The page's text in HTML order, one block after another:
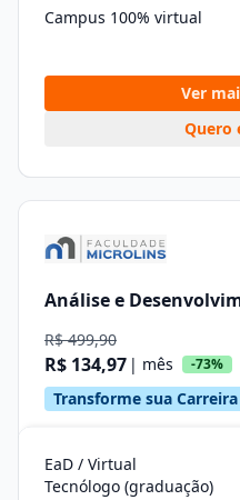
Campus 100% virtual
Ver
Quero
Análise e
R$ 499,90
R$ 134,97 | mês -73%
Transforme sua Carreira
EaD / Virtual
Tecnólogo (graduação)